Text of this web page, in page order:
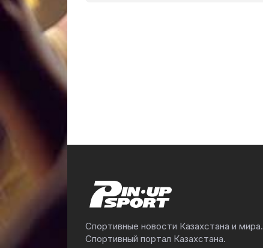
Спортивные новости Казахстана и мира.
Спортивный портал Казахстана.